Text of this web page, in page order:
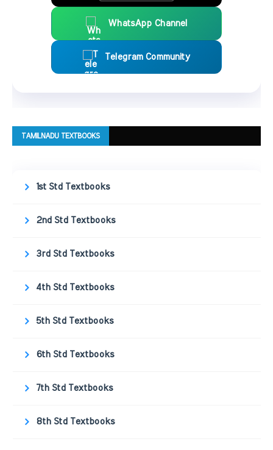
WhatsApp Channel
Telegram Community
TAMILNADU TEXTBOOKS
1st Std Textbooks
2nd Std Textbooks
3rd Std Textbooks
4th Std Textbooks
5th Std Textbooks
6th Std Textbooks
7th Std Textbooks
8th Std Textbooks